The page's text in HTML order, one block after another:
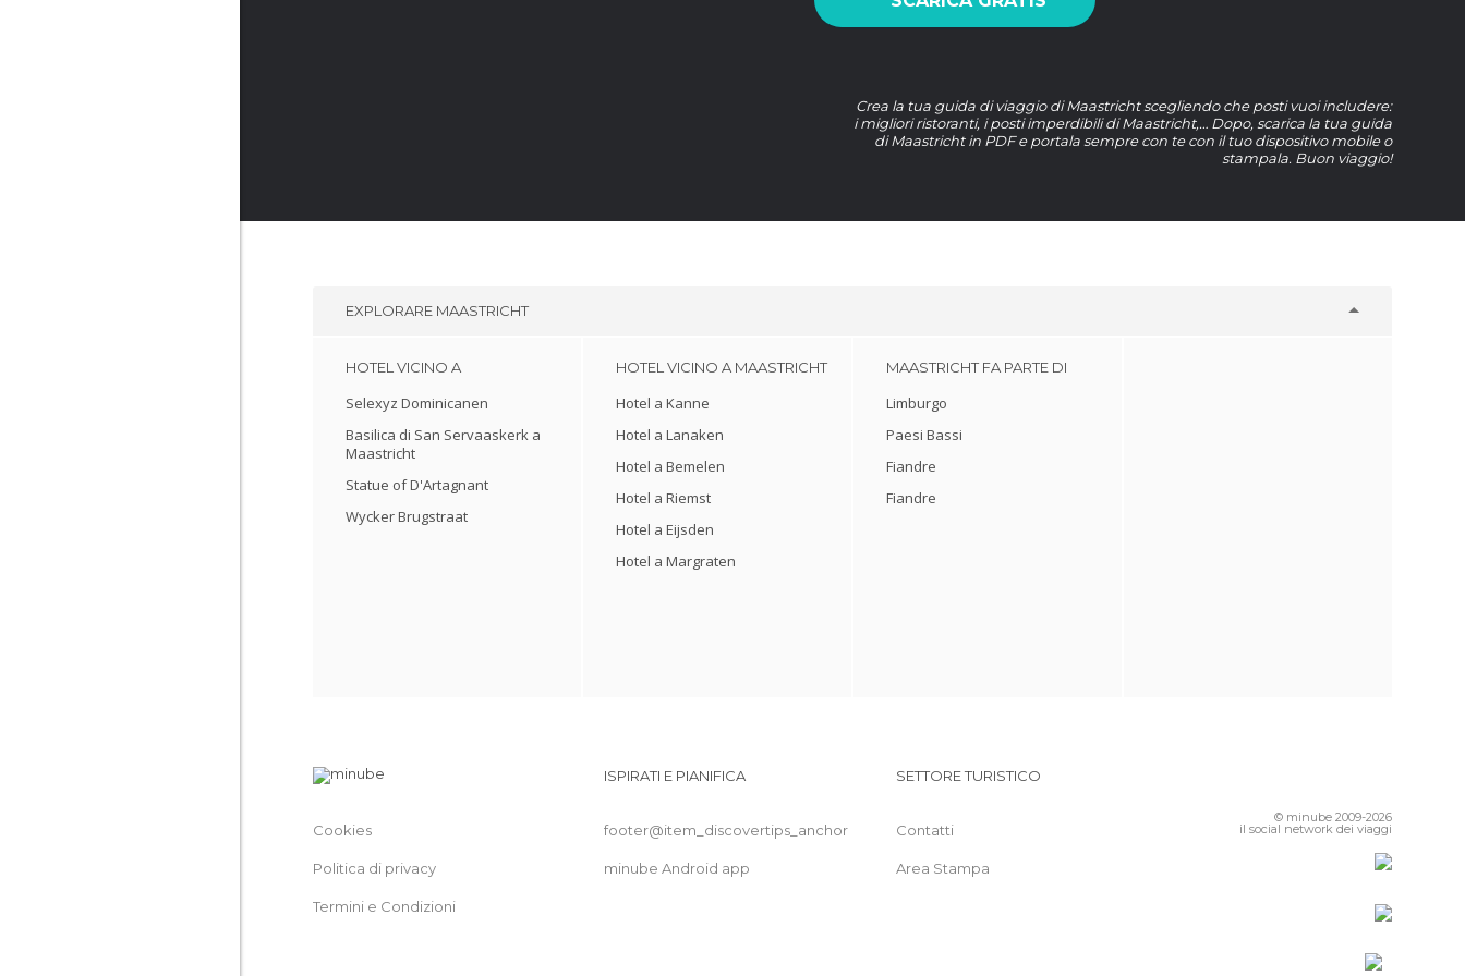
Crea la tua guida di viaggio di Maastricht scegliendo che posti vuoi includere:
i migliori ristoranti, i posti imperdibili di Maastricht,… Dopo, scarica la tua guida
di Maastricht in PDF e portala sempre con te con il tuo dispositivo mobile o
stampala. Buon viaggio!
EXPLORARE MAASTRICHT
HOTEL VICINO A
Selexyz Dominicanen
Basilica di San Servaaskerk a
Maastricht
Statue of D'Artagnant
Wycker Brugstraat
HOTEL VICINO A MAASTRICHT
Hotel a Kanne
Hotel a Lanaken
Hotel a Bemelen
Hotel a Riemst
Hotel a Eijsden
Hotel a Margraten
MAASTRICHT FA PARTE DI
Limburgo
Paesi Bassi
Fiandre
Fiandre
Cookies
Politica di privacy
Termini e Condizioni
ISPIRATI E PIANIFICA
footer@item_discovertips_anchor
minube Android app
SETTORE TURISTICO
Contatti
Area Stampa
© minube 2009-2026
il social network dei viaggi